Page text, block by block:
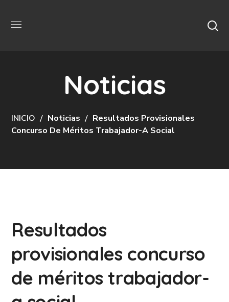
Noticias
INICIO Noticias
Resultados Provisionales
Concurso De Méritos Trabajador-A Social
Resultados
provisionales concurso
de méritos trabajador-